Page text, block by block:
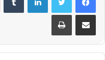
مشاركة عبر البريد طباعة